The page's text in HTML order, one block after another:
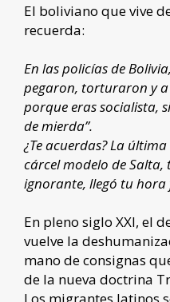
El boliviano que vive
recuerda:
En las policías de
pegaron, torturaron y a
porque eras socialista,
de mierda”.
¿Te acuerdas? La
cárcel modelo de Salta,
ignorante, llegó tu hora
En pleno siglo XXI, el
vuelve la
mano de consignas
de la nueva doctrina